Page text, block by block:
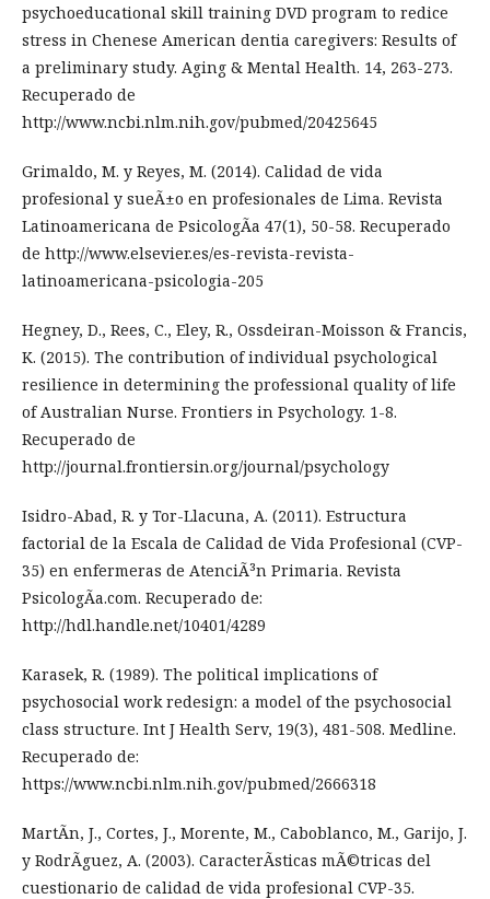
psychoeducational skill training DVD program to redice
stress in Chenese American dentia caregivers: Results of
a preliminary study. Aging & Mental Health. 14, 263-273.
Recuperado de
http://www.ncbi.nlm.nih.gov/pubmed/20425645
Grimaldo, M. y Reyes, M. (2014). Calidad de vida
profesional y sueÃ±o en profesionales de Lima. Revista
Latinoamericana de PsicologÃ­a 47(1), 50-58. Recuperado
de http://www.elsevier.es/es-revista-revista-
latinoamericana-psicologia-205
Hegney, D., Rees, C., Eley, R., Ossdeiran-Moisson & Francis,
K. (2015). The contribution of individual psychological
resilience in determining the professional quality of life
of Australian Nurse. Frontiers in Psychology. 1-8.
Recuperado de
http://journal.frontiersin.org/journal/psychology
Isidro-Abad, R. y Tor-Llacuna, A. (2011). Estructura
factorial de la Escala de Calidad de Vida Profesional (CVP-
35) en enfermeras de AtenciÃ³n Primaria. Revista
PsicologÃ­a.com. Recuperado de:
http://hdl.handle.net/10401/4289
Karasek, R. (1989). The political implications of
psychosocial work redesign: a model of the psychosocial
class structure. Int J Health Serv, 19(3), 481-508. Medline.
Recuperado de:
https://www.ncbi.nlm.nih.gov/pubmed/2666318
MartÃ­n, J., Cortes, J., Morente, M., Caboblanco, M., Garijo, J.
y RodrÃ­guez, A. (2003). CaracterÃ­sticas mÃ©tricas del
cuestionario de calidad de vida profesional CVP-35.